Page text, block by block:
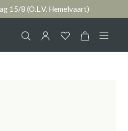
15/8 (O.L.V. Hemelvaart)